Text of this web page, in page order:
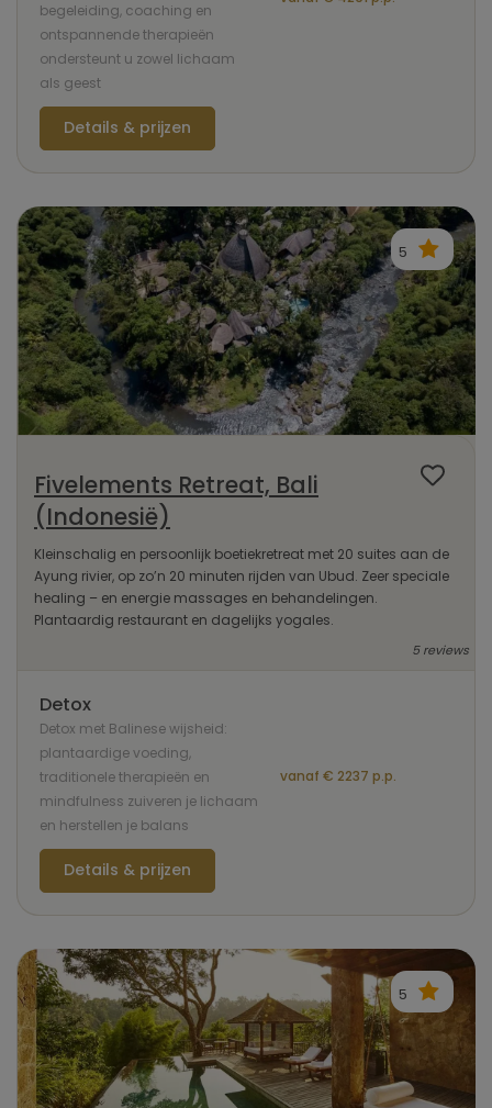
begeleiding, coaching en
ontspannende therapieën
ondersteunt u zowel lichaam
als geest
Details & prijzen
5
Fivelements Retreat, Bali
(Indonesië)
Kleinschalig en persoonlijk boetiekretreat met 20 suites aan de
Ayung rivier, op zo’n 20 minuten rijden van Ubud. Zeer speciale
healing – en energie massages en behandelingen.
Plantaardig restaurant en dagelijks yogales.
5 reviews
Detox
Detox met Balinese wijsheid:
plantaardige voeding,
traditionele therapieën en
mindfulness zuiveren je lichaam
en herstellen je balans
vanaf € 2237 p.p.
Details & prijzen
5